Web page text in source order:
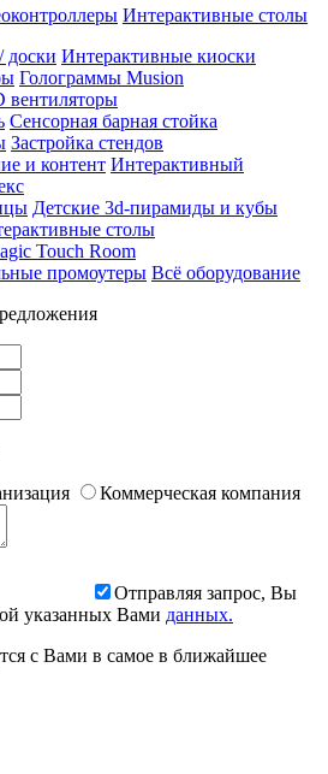
Интерактивные столы
доски Интерактивные киоски
Голограммы Musion
вентиляторы
Сенсорная барная стойка
Застройка стендов
и контент Интерактивный
Детские 3d-пирамиды и кубы
столы
Touch Room
промоутеры Всё оборудование
Коммерческая компания
Отправляя запрос, Вы
указанных Вами данных.
с Вами в самое в ближайшее